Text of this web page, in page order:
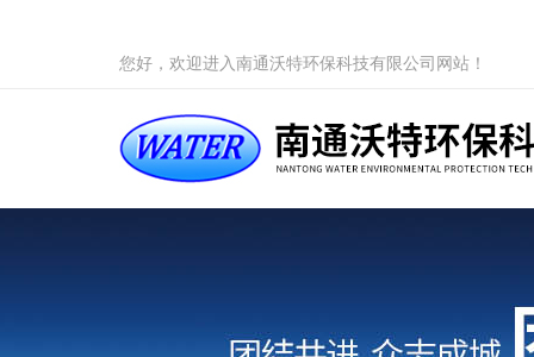
您好，欢迎进入南通沃特环保科技有限公司网站！